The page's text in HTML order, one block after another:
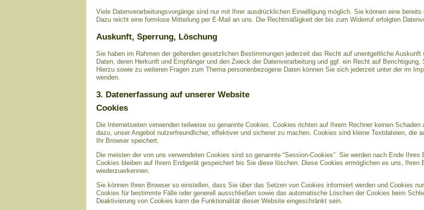
Viele Datenverarbeitungsvorgänge sind nur mit Ihrer ausdrücklichen Einwilligung möglich. Sie können eine
Dazu reicht eine formlose Mitteilung per E-Mail an uns. Die Rechtmäßigkeit der bis zum Widerruf erfolgten
Auskunft, Sperrung, Löschung
Sie haben im Rahmen der geltenden gesetzlichen Bestimmungen jederzeit das Recht auf unentgeltliche Auskunft
Daten, deren Herkunft und Empfänger und den Zweck der Datenverarbeitung und ggf. ein Recht auf Berichtigung,
Hierzu sowie zu weiteren Fragen zum Thema personenbezogene Daten können Sie sich jederzeit unter der im
wenden.
3. Datenerfassung auf unserer Website
Cookies
Die Internetseiten verwenden teilweise so genannte Cookies. Cookies richten auf Ihrem Rechner keinen
dazu, unser Angebot nutzerfreundlicher, effektiver und sicherer zu machen. Cookies sind kleine Textdateien, die
Ihr Browser speichert.
Die meisten der von uns verwendeten Cookies sind so genannte “Session-Cookies”. Sie werden nach Ende
Cookies bleiben auf Ihrem Endgerät gespeichert bis Sie diese löschen. Diese Cookies ermöglichen es uns, Ihren
wiederzuerkennen.
Sie können Ihren Browser so einstellen, dass Sie über das Setzen von Cookies informiert werden und Cookies
Cookies für bestimmte Fälle oder generell ausschließen sowie das automatische Löschen der Cookies beim
Deaktivierung von Cookies kann die Funktionalität dieser Website eingeschränkt sein.